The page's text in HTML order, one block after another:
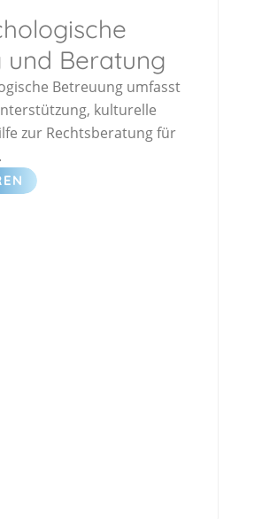
und Beratung
Betreuung umfasst
kulturelle
zur Rechtsberatung für